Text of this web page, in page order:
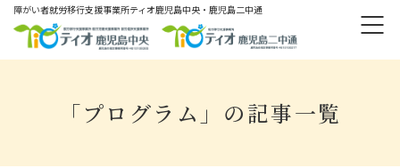
障がい者就労移⾏⽀援事業所ティオ⿅児島中央・鹿児島二中通
「プログラム」の記事一覧